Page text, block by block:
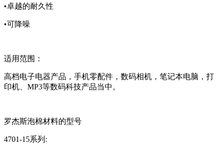
•卓越的耐久性
•可降噪
适用范围：
高档电子电器产品，手机零配件，数码相机，笔记本电脑，打
印机、MP3等数码科技产品当中。
罗杰斯泡棉材料的型号
4701-15系列: